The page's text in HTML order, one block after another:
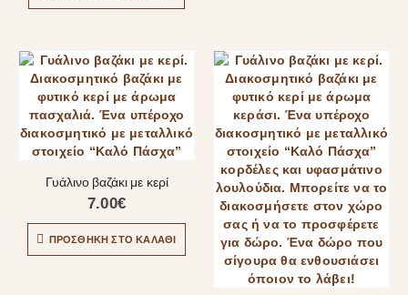
Γυάλινο βαζάκι με κερί
7.00€
ΠΡΟΣΘΉΚΗ ΣΤΟ ΚΑΛΆΘΙ